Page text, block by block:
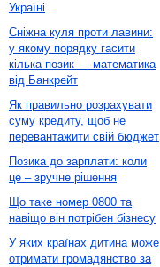
Україні
Сніжна куля проти лавини:
у якому порядку гасити
кілька позик — математика
від Банкрейт
Як правильно розрахувати
суму кредиту, щоб не
перевантажити свій бюджет
Позика до зарплати: коли
це – зручне рішення
Що таке номер 0800 та
навіщо він потрібен бізнесу
У яких країнах дитина може
отримати громадянство за